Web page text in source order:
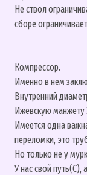
Не ствол
сборе
Компрессор.
Именно в нем
Внутренний
Ижевскую манжету
Имеется одна
переломки, это
Но только не у
У нас свой путь(С),